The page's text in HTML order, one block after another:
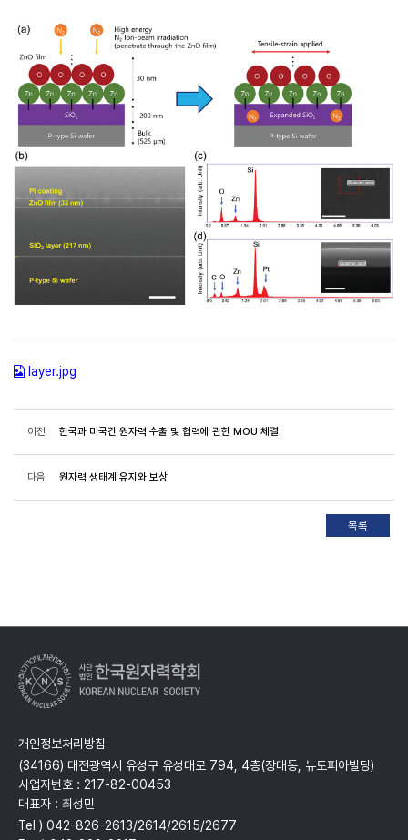
layer.jpg
이전 한국과 미국간 원자력 수출 및 협력에 관한 MOU 체결
다음 원자력 생태계 유지와 보상
개인정보처리방침
(34166) 대전광역시 유성구 유성대로 794, 4층(장대동, 뉴토피아빌딩)
사업자번호 : 217-82-00453
대표자 : 최성민
Tel ) 042-826-2613/2614/2615/2677